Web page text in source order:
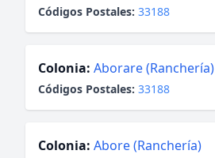
Códigos Postales: 33188
Colonia: Aborare (Ranchería)
Códigos Postales: 33188
Colonia: Abore (Ranchería)